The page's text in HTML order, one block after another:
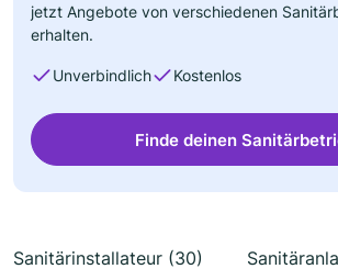
jetzt Angebote von verschiedenen
erhalten.
Unverbindlich Kostenlos
Finde deinen
Sanitärinstallateur (30)